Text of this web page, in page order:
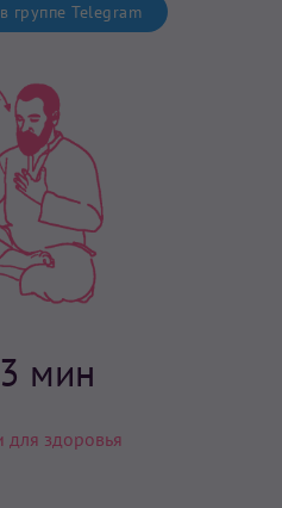
группе Telegram
мин
для здоровья